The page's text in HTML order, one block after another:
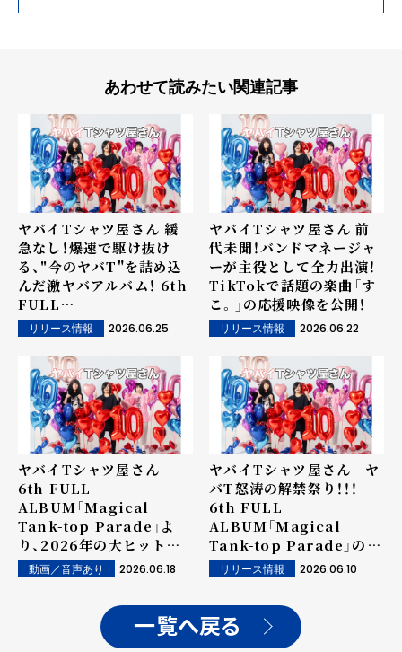
あわせて読みたい関連記事
ヤバイTシャツ屋さん 緩
急なし！爆速で駆け抜け
る、"今のヤバT"を詰め込
んだ激ヤバアルバム！ 6th
FULL
ALBUM「Magical
Tank-top Parade」配信
リリース！ 6/25(木)20時、
リード曲「アルゴリズムの
犬」MVプレミア公開決定！
まさかの超話題キャスト出
演！？匂わせTeaserも公
開！
リリース情報 2026.06.25
ヤバイTシャツ屋さん 前
代未聞！バンドマネージャ
ーが主役として全力出演！
TikTokで話題の楽曲「す
こ。」の応援映像を公開！
リリース情報 2026.06.22
ヤバイTシャツ屋さん -
6th FULL
ALBUM「Magical
Tank-top Parade」よ
り、2026年の大ヒット曲
となるであろうALリード
曲「アルゴリズムの犬」の
動画／音声あり 2026.06.18
ヤバイTシャツ屋さん ヤ
バT怒涛の解禁祭り！！！
6th FULL
ALBUM「Magical
Tank-top Parade」のジ
ャケット写真を解禁！
リリース情報 2026.06.10
一覧へ戻る